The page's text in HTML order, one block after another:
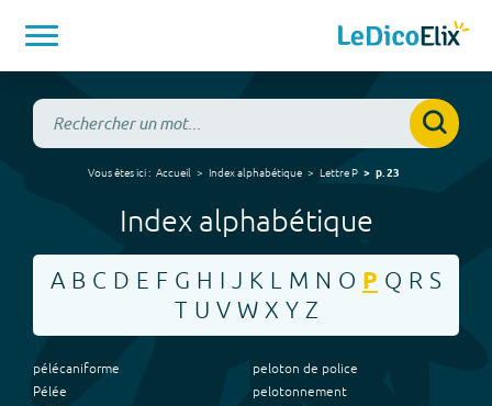
Vous êtes ici : Accueil Index alphabétique LettreP p.23
Index alphabétique
A B C D E F G H I J K L M N O P Q R S
T U V W X Y Z
pélécaniforme
Pélée
peloton de police
pelotonnement